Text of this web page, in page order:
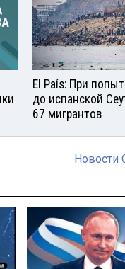
El País: При
до испанской
67 мигрантов
Новости